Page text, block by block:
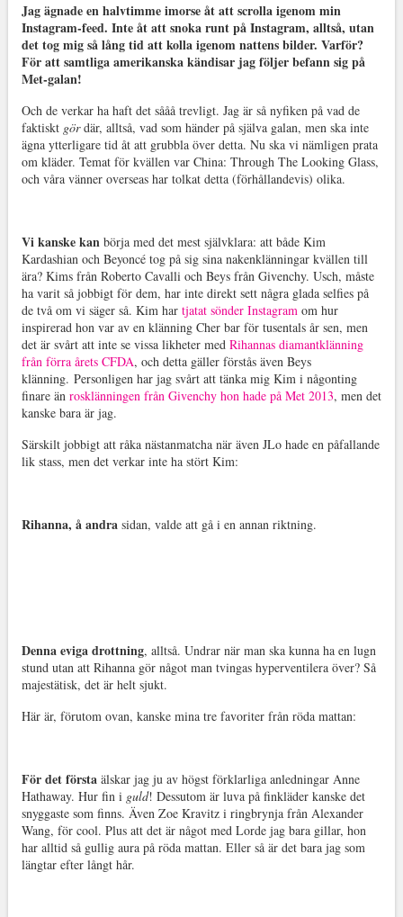
Jag ägnade en halvtimme imorse åt att scrolla igenom min
Instagram-feed. Inte åt att snoka runt på Instagram, alltså, utan
det tog mig så lång tid att kolla igenom nattens bilder. Varför?
För att samtliga amerikanska kändisar jag följer befann sig på
Met-galan!
Och de verkar ha haft det sååå trevligt. Jag är så nyfiken på vad de
faktiskt gördär, alltså, vad som händer på själva galan, men ska inte
ägna ytterligare tid åt att grubbla över detta. Nu ska vi nämligen prata
om kläder. Temat för kvällen var China: Through The Looking Glass,
och våra vänner overseas har tolkat detta (förhållandevis) olika.
Vi kanske kanbörja med det mest självklara: att både Kim
Kardashian och Beyoncé tog på sig sina nakenklänningar kvällen till
ära? Kims från Roberto Cavalli och Beys från Givenchy. Usch, måste
ha varit så jobbigt för dem, har inte direkt sett några glada selfies på
de två om vi säger så. Kim har tjatat sönder Instagramom hur
inspirerad hon var av en klänning Cher bar för tusentals år sen, men
det är svårt att inte se vissa likheter med Rihannas diamantklänning
från förra årets CFDA, och detta gäller förstås även Beys
klänning. Personligen har jag svårt att tänka mig Kim i någonting
finare än rosklänningen från Givenchy hon hade på Met 2013, men det
kanske bara är jag.
Särskilt jobbigt att råka nästanmatcha när även JLo hade en påfallande
lik stass, men det verkar inte ha stört Kim:
Rihanna, å andrasidan, valde att gå i en annan riktning.
Denna eviga drottning, alltså. Undrar när man ska kunna ha en lugn
stund utan att Rihanna gör något man tvingas hyperventilera över? Så
majestätisk, det är helt sjukt.
Här är, förutom ovan, kanske mina tre favoriter från röda mattan:
För det första älskar jag ju av högst förklarliga anledningar Anne
Hathaway. Hur fin i guld! Dessutom är luva på finkläder kanske det
snyggaste som finns. Även Zoe Kravitz i ringbrynja från Alexander
Wang, för cool. Plus att det är något med Lorde jag bara gillar, hon
har alltid så gullig aura på röda mattan. Eller så är det bara jag som
längtar efter långt hår.